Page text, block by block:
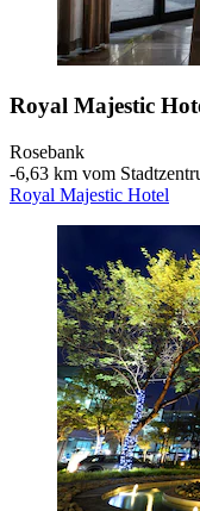
Royal Majestic
Rosebank
‐6,63 km vom
Royal Majestic Hotel